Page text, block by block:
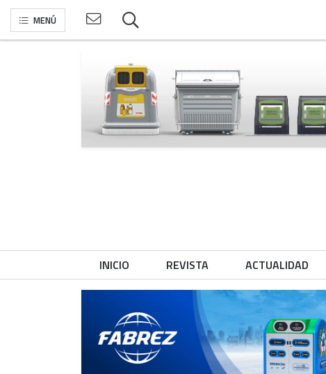
MENÚ
INICIO REVISTA ACTUALIDAD